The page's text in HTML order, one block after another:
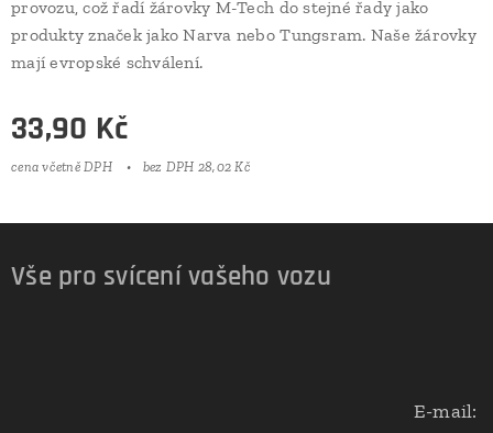
provozu, což řadí žárovky M-Tech do stejné řady jako
produkty značek jako Narva nebo Tungsram. Naše žárovky
mají evropské schválení.
33,90 Kč
cena včetně DPH bez DPH 28,02 Kč
Vše pro svícení vašeho vozu
E-mail: